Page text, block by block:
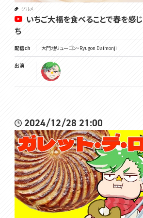
グルメ
いちご大福を食べることで春を感
ち
配信ch 大門地リューゴン・Ryugon Daimonji
出演
2024/12/28 21:00